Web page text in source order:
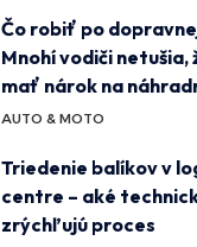
Čo robiť po
Mnohí vodiči netušia,
mať nárok na
AUTO & MOTO
Triedenie balíkov v
centre – aké
zrýchľujú proces